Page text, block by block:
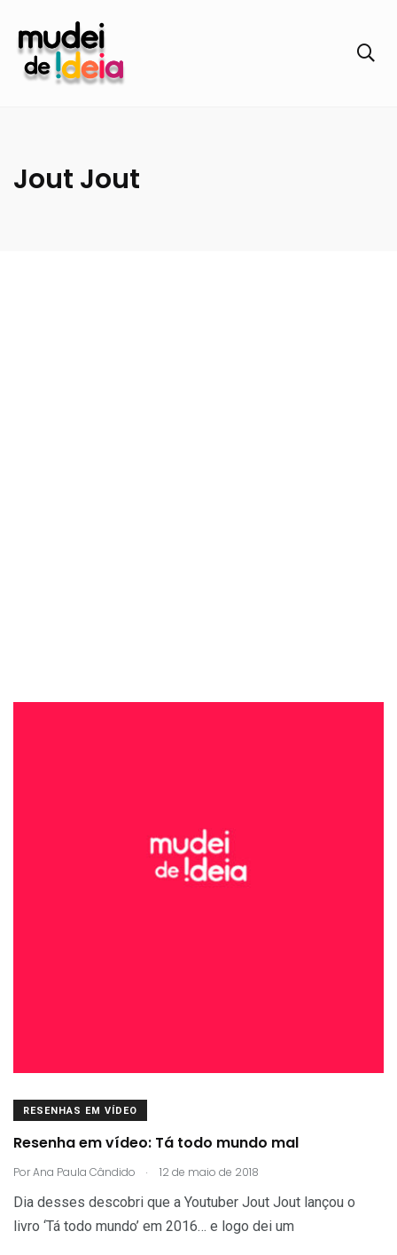
Jout Jout
RESENHAS EM VÍDEO
Resenha em vídeo: Tá todo mundo mal
PorAna Paula Cândido . 12 de maio de 2018
Dia desses descobri que a Youtuber Jout Jout lançou o
livro ‘Tá todo mundo’ em 2016… e logo dei um